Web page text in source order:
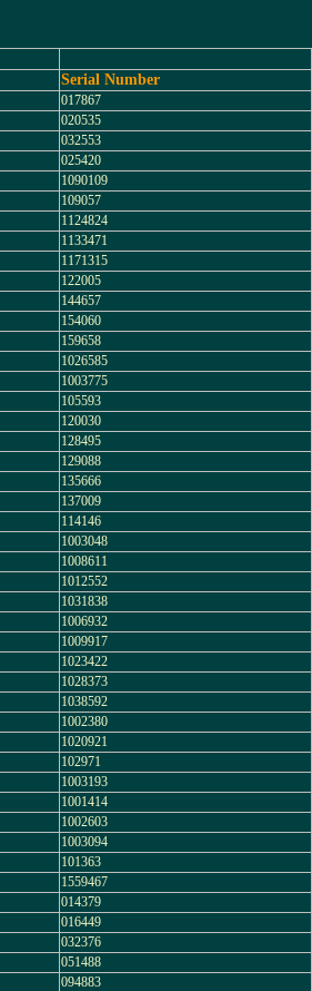
Serial Number
017867
020535
032553
025420
1090109
109057
1124824
1133471
1171315
122005
144657
154060
159658
1026585
1003775
105593
120030
128495
129088
135666
137009
114146
1003048
1008611
1012552
1031838
1006932
1009917
1023422
1028373
1038592
1002380
1020921
102971
1003193
1001414
1002603
1003094
101363
1559467
014379
016449
032376
051488
094883